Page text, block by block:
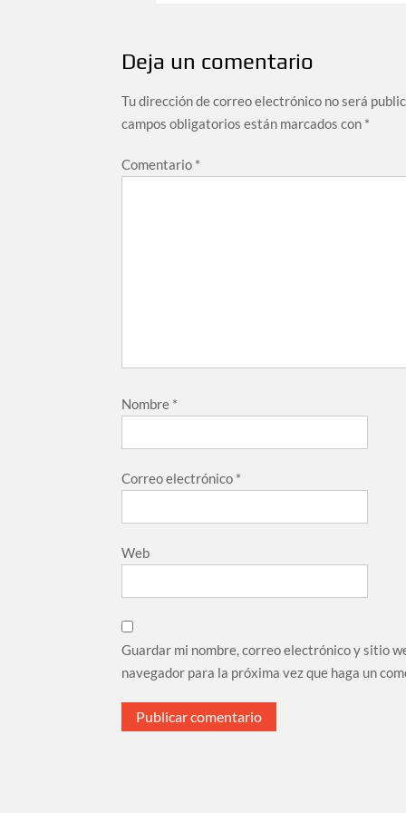
Deja un comentario
Tu dirección de correo electrónico no será
campos obligatorios están marcados con *
Comentario *
Nombre *
Correo electrónico *
Web
Guardar mi nombre, correo electrónico y sitio
navegador para la próxima vez que haga un